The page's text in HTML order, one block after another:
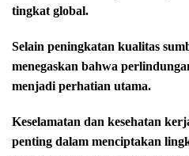
tingkat global.
Selain peningkatan kualitas
menegaskan bahwa
menjadi perhatian utama.
Keselamatan dan kesehatan
penting dalam menciptakan